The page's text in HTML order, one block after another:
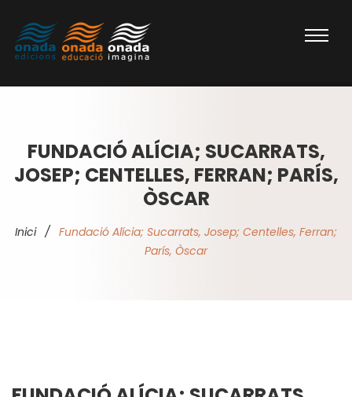
FUNDACIÓ ALÍCIA; SUCARRATS,
JOSEP; CENTELLES, FERRAN; PARÍS,
ÒSCAR
Inici / Fundació Alícia; Sucarrats, Josep; Centelles, Ferran;
París, Òscar